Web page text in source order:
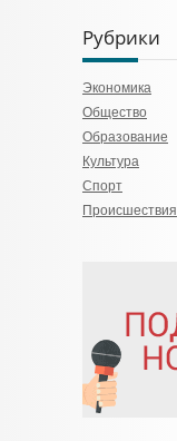
Рубрики
Экономика
Общество
Образование
Культура
Спорт
Происшествия